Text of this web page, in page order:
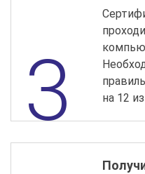
на 12